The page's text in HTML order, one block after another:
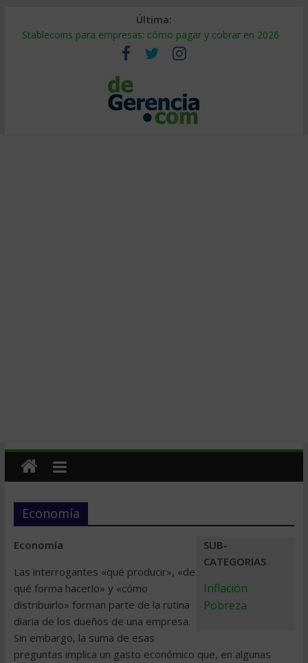
Última:
Stablecoins para empresas: cómo pagar y cobrar en 2026
Despido silencioso: qué es y por qué sale tan caro
IA en selección de personal: cómo auditarla a tiempo
Trabajo forzoso en la cadena de suministro: qué hacer
Mercado hispano de EE. UU.: cómo segmentarlo y venderle
Economía
SUB-
CATEGORIAS
Inflación
Pobreza
Economía
Las interrogantes «qué producir», «de
qué forma hacerlo» y «cómo
distribuirlo» forman parte de la rutina
diaria de los dueños de una empresa.
Sin embargo, la suma de esas
preguntas implica un gasto económico que, en algunas